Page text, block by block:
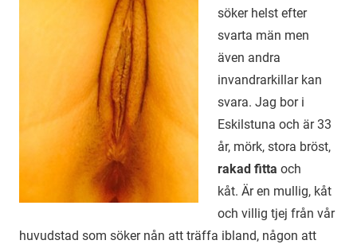
söker helst efter
svarta män men
även andra
invandrarkillar kan
svara. Jag bor i
Eskilstuna och är 33
år, mörk, stora bröst,
rakad fitta och
kåt. Är en mullig, kåt
och villig tjej från vår
huvudstad som söker nån att träffa ibland, någon att